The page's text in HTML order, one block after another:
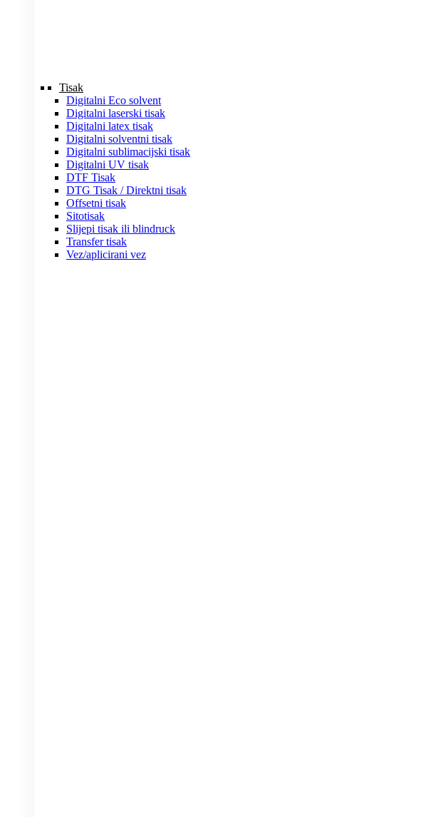
Tisak
Digitalni Eco solvent
Digitalni laserski tisak
Digitalni latex tisak
Digitalni solventni tisak
Digitalni sublimacijski tisak
Digitalni UV tisak
DTF Tisak
DTG Tisak / Direktni tisak
Offsetni tisak
Sitotisak
Slijepi tisak ili blindruck
Transfer tisak
Vez/aplicirani vez